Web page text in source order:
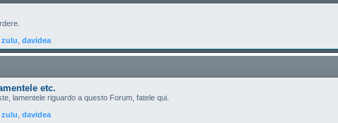
zulu davidea
etc.
lamentele riguardo a questo Forum, fatele qui.
zulu davidea